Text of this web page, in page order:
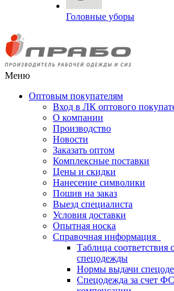
Головные уборы
Меню
Оптовым покупателям
Вход в ЛК оптового
О компании
Производство
Новости
Заказать оптом
Комплексные поставки
Цены и скидки
Нанесение символики
Пошив на заказ
Выезд специалиста
Условия доставки
Опытная носка
Справочная информация
Таблица соответствия
спецодежды
Нормы выдачи
Спецодежда за счет